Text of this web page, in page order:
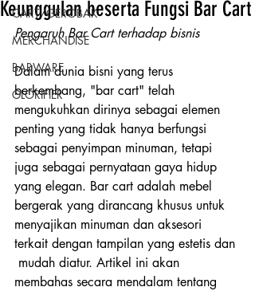
CART/GEROBAK
MERCHANDISE
BARWARE
GLORIFIER
Keunggulan beserta Fungsi Bar Cart
Pengaruh Bar Cart terhadap bisnis
Dalam dunia bisni yang terus
berkembang, "bar cart" telah
mengukuhkan dirinya sebagai elemen
penting yang tidak hanya berfungsi
sebagai penyimpan minuman, tetapi
juga sebagai pernyataan gaya hidup
yang elegan. Bar cart adalah mebel
bergerak yang dirancang khusus untuk
menyajikan minuman dan aksesori
terkait dengan tampilan yang estetis dan
mudah diatur. Artikel ini akan
membahas secara mendalam tentang